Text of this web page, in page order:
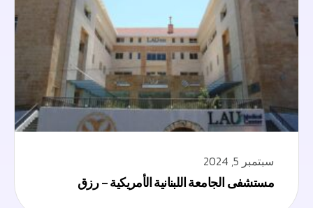
سبتمبر 5, 2024
مستشفى الجامعة اللبنانية الأمريكية – رزق